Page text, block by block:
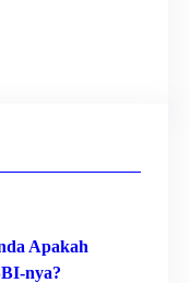
Apakah
nya?